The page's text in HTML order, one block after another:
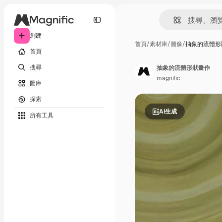
創建
首頁
搜尋
圖庫
探索
所有工具
首頁/素材庫/圖像/抽象的流體
AI生成
抽象的流體形狀畫作
magnific